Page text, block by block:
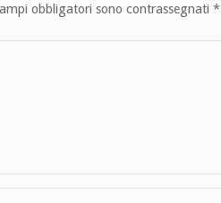
obbligatori sono contrassegnati*